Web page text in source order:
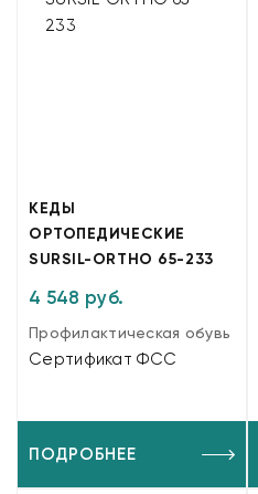
КЕДЫ
ОРТОПЕДИЧЕСКИЕ
SURSIL-ORTHO 65-233
4 548 руб.
Профилактическая обувь
Сертификат ФСС
ПОДРОБНЕЕ